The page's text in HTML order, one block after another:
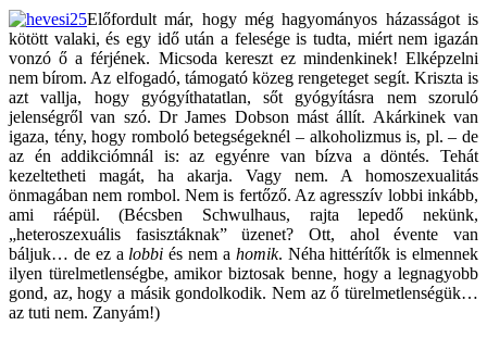
Előfordult már, hogy még hagyományos házasságot is
kötött valaki, és egy idő után a felesége is tudta, miért nem igazán
vonzó ő a férjének. Micsoda kereszt ez mindenkinek! Elképzelni
nem bírom. Az elfogadó, támogató közeg rengeteget segít. Kriszta is
azt vallja, hogy gyógyíthatatlan, sőt gyógyításra nem szoruló
jelenségről van szó. Dr James Dobson mást állít. Akárkinek van
igaza, tény, hogy romboló betegségeknél – alkoholizmus is, pl. – de
az én addikciómnál is: az egyénre van bízva a döntés. Tehát
kezeltetheti magát, ha akarja. Vagy nem. A homoszexualitás
önmagában nem rombol. Nem is fertőző. Az agresszív lobbi inkább,
ami ráépül. (Bécsben Schwulhaus, rajta lepedő nekünk,
„heteroszexuális fasisztáknak” üzenet? Ott, ahol évente van
báljuk… de ez a lobbi és nem a homik. Néha hittérítők is elmennek
ilyen türelmetlenségbe, amikor biztosak benne, hogy a legnagyobb
gond, az, hogy a másik gondolkodik. Nem az ő türelmetlenségük…
az tuti nem. Zanyám!)